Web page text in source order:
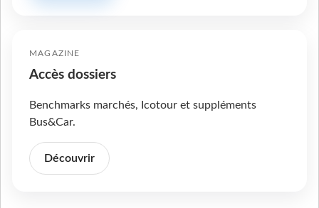
MAGAZINE
Accès dossiers
Benchmarks marchés, Icotour et suppléments
Bus&Car.
Découvrir